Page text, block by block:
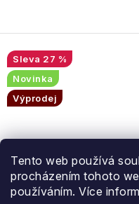
Tento web používá
procházením tohoto
používáním. Více
27 %
Novinka
Výprodej